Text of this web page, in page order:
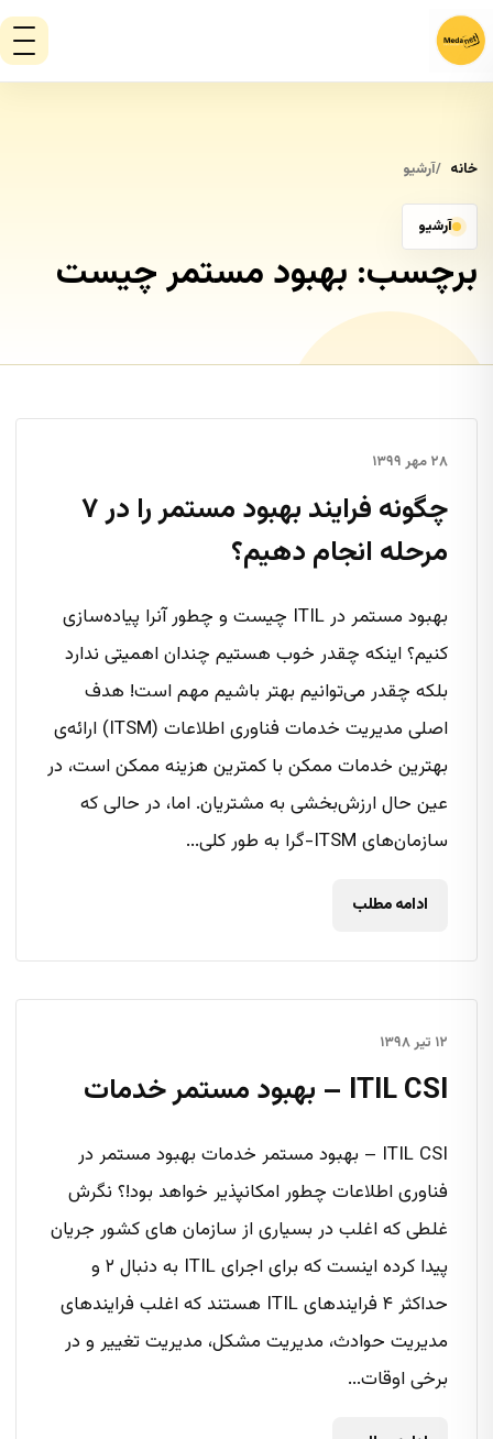
خانه آرشیو
آرشیو
برچسب: بهبود مستمر چیست
۲۸ مهر ۱۳۹۹
چگونه فرایند بهبود مستمر را در ۷
مرحله انجام دهیم؟
بهبود مستمر در ITIL چیست و چطور آنرا پیاده‌سازی
کنیم؟ اینکه چقدر خوب هستیم چندان اهمیتی ندارد
بلکه چقدر می‌توانیم بهتر باشیم مهم است! هدف
اصلی مدیریت خدمات فناوری اطلاعات (ITSM) ارائه‌ی
بهترین خدمات ممکن با کمترین هزینه ممکن است، در
عین حال ارزش‌بخشی به مشتریان. اما، در حالی که
سازمان‌های ITSM-گرا به طور کلی...
ادامه مطلب
۱۲ تیر ۱۳۹۸
ITIL CSI – بهبود مستمر خدمات
ITIL CSI – بهبود مستمر خدمات بهبود مستمر در
فناوری اطلاعات چطور امکانپذیر خواهد بود!؟ نگرش
غلطی که اغلب در بسیاری از سازمان های کشور جریان
پیدا کرده اینست که برای اجرای ITIL به دنبال ۲ و
حداکثر ۴ فرایندهای ITIL هستند که اغلب فرایندهای
مدیریت حوادث، مدیریت مشکل، مدیریت تغییر و در
برخی اوقات...